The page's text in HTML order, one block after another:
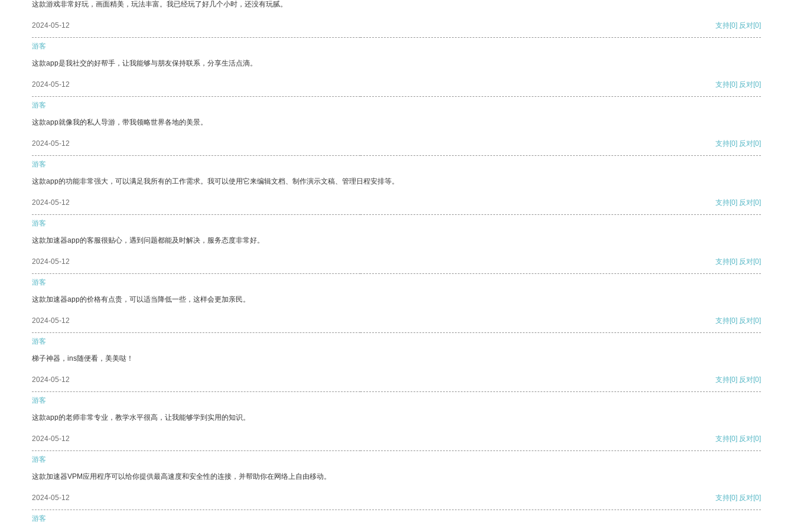
这款游戏非常好玩，画面精美，玩法丰富。我已经玩了好几个小时，还没有玩腻。
2024-05-12 支持[0] 反对[0]
游客
这款app是我社交的好帮手，让我能够与朋友保持联系，分享生活点滴。
2024-05-12 支持[0] 反对[0]
游客
这款app就像我的私人导游，带我领略世界各地的美景。
2024-05-12 支持[0] 反对[0]
游客
这款app的功能非常强大，可以满足我所有的工作需求。我可以使用它来编辑文档、制作演示文稿、管理日程安排等。
2024-05-12 支持[0] 反对[0]
游客
这款加速器app的客服很贴心，遇到问题都能及时解决，服务态度非常好。
2024-05-12 支持[0] 反对[0]
游客
这款加速器app的价格有点贵，可以适当降低一些，这样会更加亲民。
2024-05-12 支持[0] 反对[0]
游客
梯子神器，ins随便看，美美哒！
2024-05-12 支持[0] 反对[0]
游客
这款app的老师非常专业，教学水平很高，让我能够学到实用的知识。
2024-05-12 支持[0] 反对[0]
游客
这款加速器VPM应用程序可以给你提供最高速度和安全性的连接，并帮助你在网络上自由移动。
2024-05-12 支持[0] 反对[0]
游客